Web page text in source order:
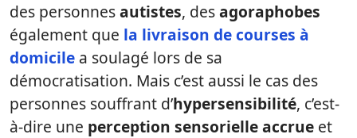
des personnesautistes, desagoraphobes
également que la livraison de courses à
domicile a soulagé lors de sa
démocratisation. Mais c’est aussi le cas des
personnes souffrant d’hypersensibilité, c’est-
à-dire une perception sensorielle accrue et